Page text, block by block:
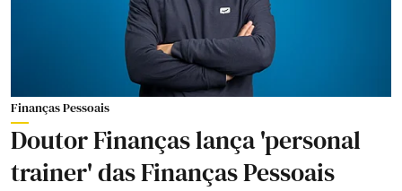
Finanças Pessoais
Doutor Finanças lança 'personal
trainer' das Finanças Pessoais